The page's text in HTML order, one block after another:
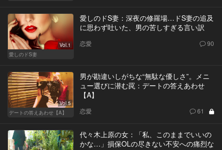
Vol.1
愛しのドS妻
愛しのドS妻：深夜の修羅場…ドS妻の追及
に思わず吐いた、男の苦しすぎる言い訳
恋愛 90
Vol.5
デートの答えあわせ【A】
男が勘違いしがちな“無駄な優しさ”。メニ
ュー選びに潜む罠：デートの答えあわせ
【A】
恋愛 61
代々木上原の女：「私、このままでいいの
かな…」損保OLの尽きない不安への痛烈な